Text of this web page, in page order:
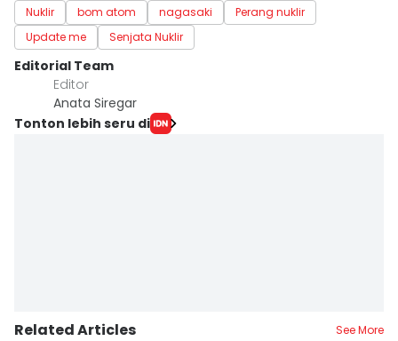
Nuklir bom atom nagasaki
Perang nuklir
Update me
Senjata Nuklir
Editorial Team
Editor
Anata Siregar
Tonton lebih seru di
Related Articles See More